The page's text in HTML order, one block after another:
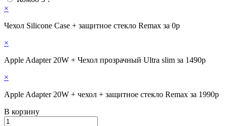
×
Чехол Silicone Case + защитное стекло Remax за 0р
×
Apple Adapter 20W + Чехол прозрачный Ultra slim за 1490р
×
Apple Adapter 20W + чехол + защитное стекло Remax за 1990р
В корзину